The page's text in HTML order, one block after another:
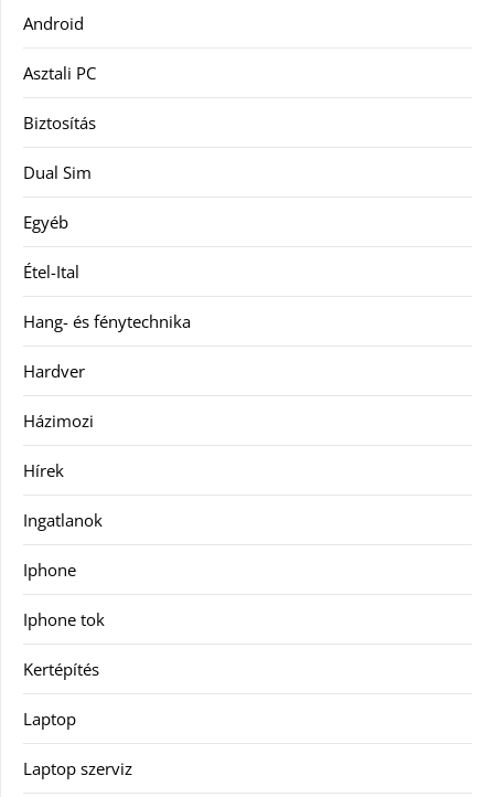
Android
Asztali PC
Biztosítás
Dual Sim
Egyéb
Étel-Ital
Hang- és fénytechnika
Hardver
Házimozi
Hírek
Ingatlanok
Iphone
Iphone tok
Kertépítés
Laptop
Laptop szerviz